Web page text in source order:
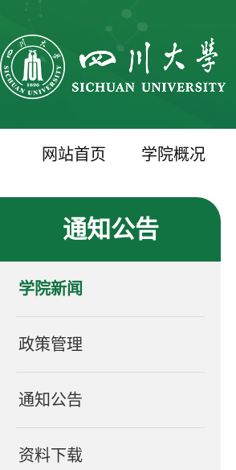
网站首页 学院概况
通知公告
学院新闻
政策管理
通知公告
资料下载